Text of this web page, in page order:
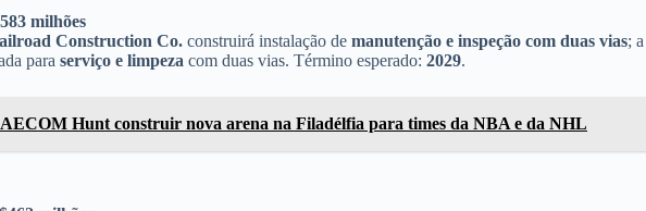
milhões
Construction Co. construirá instalação de manutenção e inspeção com duas vias; a
para serviço e limpeza com duas vias. Término esperado: 2029.
Hunt construir nova arena na Filadélfia para times da NBA e da NHL